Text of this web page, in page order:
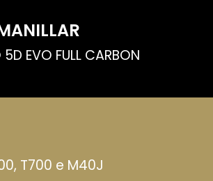
T700 e M40J
EVO FULL CARBON